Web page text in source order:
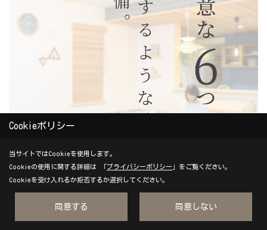
Cookieポリシー
当サイトではCookieを使用します。
Cookieの使用に関する詳細は 「プライバシーポリシー 」をご覧ください。
Cookieを受け入れるか拒否するか選択してください。
同意する 同意しない